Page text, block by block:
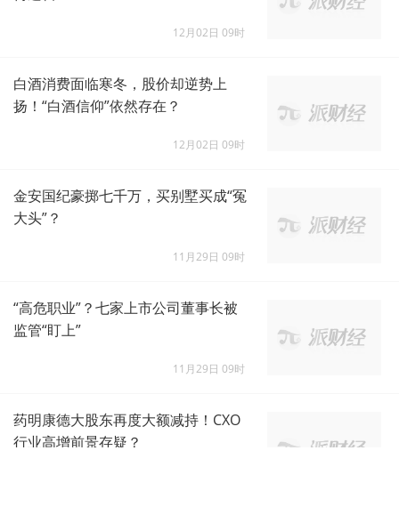
12月02日 09时
白酒消费面临寒冬，股价却逆势上
扬！“白酒信仰”依然存在？
12月02日 09时
金安国纪豪掷七千万，买别墅买成“冤
大头”？
11月29日 09时
“高危职业”？七家上市公司董事长被
监管“盯上”
11月29日 09时
药明康德大股东再度大额减持！CXO
行业高增前景存疑？